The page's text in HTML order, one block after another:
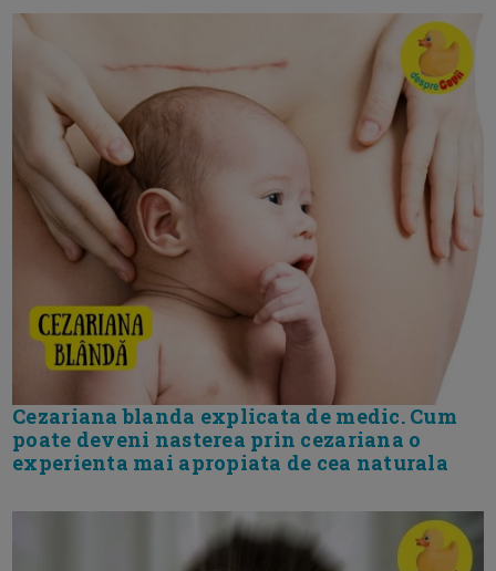
Cezariana blanda explicata de medic. Cum
poate deveni nasterea prin cezariana o
experienta mai apropiata de cea naturala